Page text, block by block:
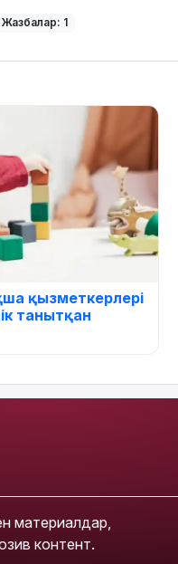
Жазбалар: 1
қызметкерлері
танытқан
материалдар,
контент.